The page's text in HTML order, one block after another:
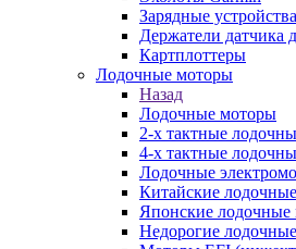
Зарядные
Держатели датчика
Картплоттеры
Лодочные моторы
Назад
Лодочные моторы
2-х тактные
4-х тактные
Лодочные
Китайские
Японские лодочные
Недорогие